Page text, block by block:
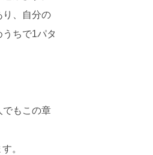
り、自分の
ちで1パタ
でもこの章
。